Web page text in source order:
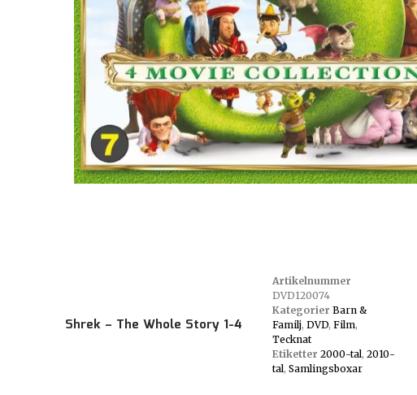
Shrek – The Whole Story 1-4
Artikelnummer
DVD120074
Kategorier Barn &
Familj, DVD, Film,
Tecknat
Etiketter 2000-tal, 2010-
tal, Samlingsboxar